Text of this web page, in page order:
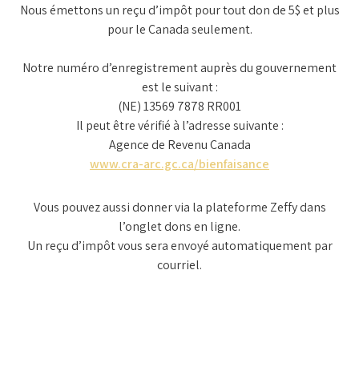
Nous émettons un reçu d’impôt pour tout don de 5$ et plus
pour le Canada seulement.
Notre numéro d’enregistrement auprès du gouvernement
est le suivant :
(NE) 13569 7878 RR001
Il peut être vérifié à l’adresse suivante :
Agence de Revenu Canada
www.cra-arc.gc.ca/bienfaisance
Vous pouvez aussi donner via la plateforme Zeffy dans
l’onglet dons en ligne.
Un reçu d’impôt vous sera envoyé automatiquement par
courriel.